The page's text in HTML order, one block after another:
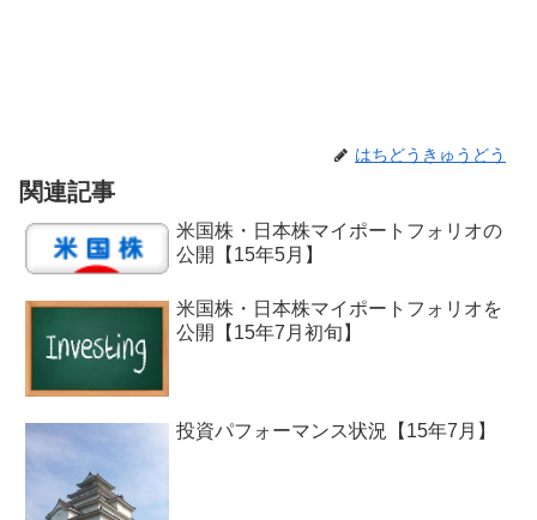
はちどうきゅうどう
関連記事
米国株・日本株マイポートフォリオの
公開【15年5月】
米国株・日本株マイポートフォリオを
公開【15年7月初旬】
投資パフォーマンス状況【15年7月】